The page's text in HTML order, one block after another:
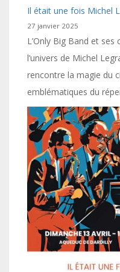
Il était une fois Michel
27 janvier 2025
L’Only Big Band et
l’univers de Michel
rencontre la magie du
emblématiques du